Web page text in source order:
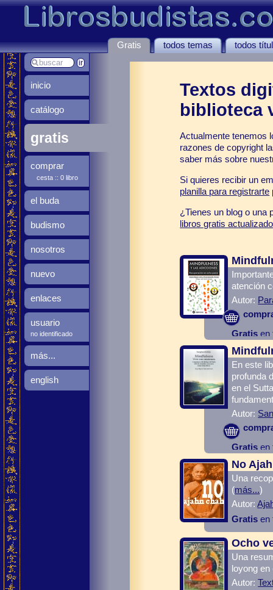
Textos
biblioteca
Actualmente tenemos
razones de copyright
saber más sobre
Si quieres recibir un
planilla para registrarte
¿Tienes un blog o una
libros gratis
atención
Autor:
Gratis en
En este
profunda
en el
Autor:
Gratis en
No
Una
(más...)
Autor:
Gratis en
Ocho
Una
loyong en
Autor:
Gratis todos temas todos
inicio
catálogo
gratis
comprar
cesta :: 0 libro
el buda
budismo
nosotros
nuevo
enlaces
usuario
no identificado
más...
english